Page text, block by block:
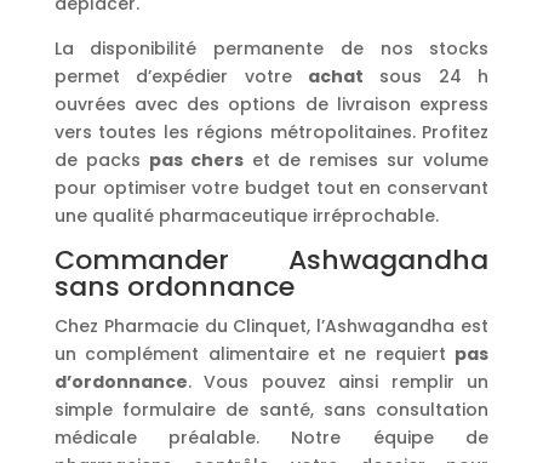
La disponibilité permanente de nos stocks
permet d’expédier votre achat sous 24 h
ouvrées avec des options de livraison express
vers toutes les régions métropolitaines. Profitez
de packs pas cherset de remises sur volume
pour optimiser votre budget tout en conservant
une qualité pharmaceutique irréprochable.
Commander Ashwagandha
sans ordonnance
Chez Pharmacie du Clinquet, l’Ashwagandha est
un complément alimentaire et ne requiert pas
d’ordonnance. Vous pouvez ainsi remplir un
simple formulaire de santé, sans consultation
médicale préalable. Notre équipe de